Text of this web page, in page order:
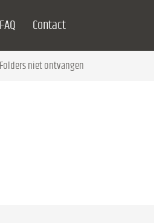
FAQ Contact
Folders niet ontvangen